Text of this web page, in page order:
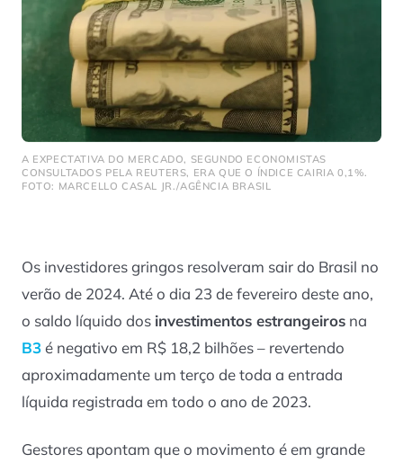
A EXPECTATIVA DO MERCADO, SEGUNDO ECONOMISTAS
CONSULTADOS PELA REUTERS, ERA QUE O ÍNDICE CAIRIA 0,1%.
FOTO: MARCELLO CASAL JR./AGÊNCIA BRASIL
Os investidores gringos resolveram sair do Brasil no
verão de 2024. Até o dia 23 de fevereiro deste ano,
o saldo líquido dos investimentos estrangeiros na
B3é negativo em R$ 18,2 bilhões – revertendo
aproximadamente um terço de toda a entrada
líquida registrada em todo o ano de 2023.
Gestores apontam que o movimento é em grande